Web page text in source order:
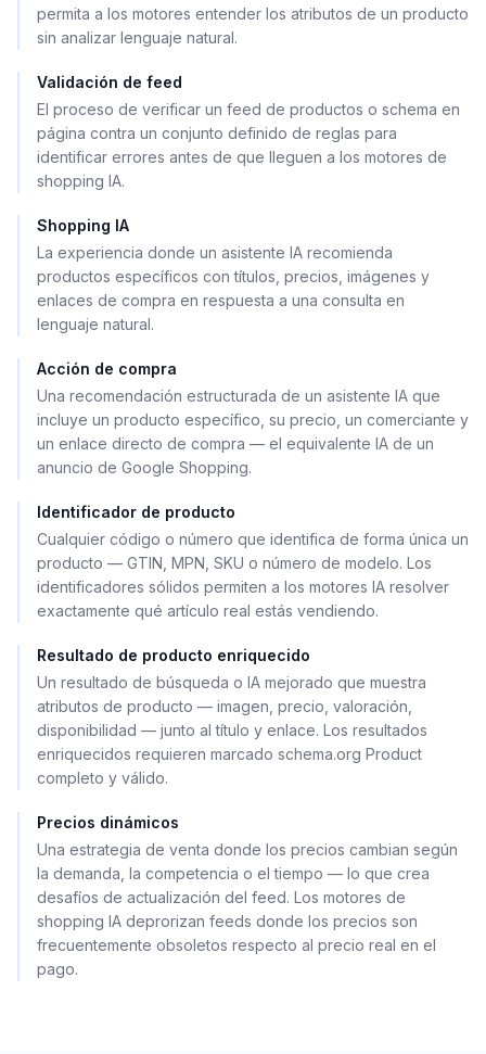
permita a los motores entender los atributos de un producto
sin analizar lenguaje natural.
Validación de feed
El proceso de verificar un feed de productos o schema en
página contra un conjunto definido de reglas para
identificar errores antes de que lleguen a los motores de
shopping IA.
Shopping IA
La experiencia donde un asistente IA recomienda
productos específicos con títulos, precios, imágenes y
enlaces de compra en respuesta a una consulta en
lenguaje natural.
Acción de compra
Una recomendación estructurada de un asistente IA que
incluye un producto específico, su precio, un comerciante y
un enlace directo de compra — el equivalente IA de un
anuncio de Google Shopping.
Identificador de producto
Cualquier código o número que identifica de forma única un
producto — GTIN, MPN, SKU o número de modelo. Los
identificadores sólidos permiten a los motores IA resolver
exactamente qué artículo real estás vendiendo.
Resultado de producto enriquecido
Un resultado de búsqueda o IA mejorado que muestra
atributos de producto — imagen, precio, valoración,
disponibilidad — junto al título y enlace. Los resultados
enriquecidos requieren marcado schema.org Product
completo y válido.
Precios dinámicos
Una estrategia de venta donde los precios cambian según
la demanda, la competencia o el tiempo — lo que crea
desafíos de actualización del feed. Los motores de
shopping IA deprorizan feeds donde los precios son
frecuentemente obsoletos respecto al precio real en el
pago.